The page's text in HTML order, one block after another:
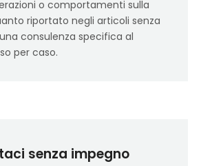
o comportamenti sulla
riportato negli articoli senza
consulenza specifica al
per caso.
senza impegno